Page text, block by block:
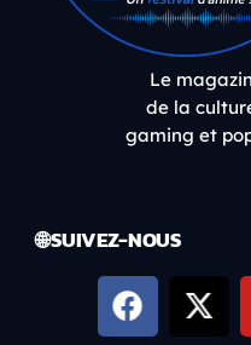
Le
de la
gaming et
🌐 SUIVEZ-NOUS